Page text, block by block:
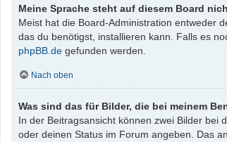
Meine Sprache steht auf diesem Board
Meist hat die Board-Administration entweder
das du benötigst, installieren kann. Falls es
phpBB.de gefunden werden.
Nach oben
Was sind das für Bilder, die bei meinem
In der Beitragsansicht können zwei Bilder bei
oder deinen Status im Forum angeben. Das